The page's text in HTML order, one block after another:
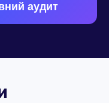
аудит